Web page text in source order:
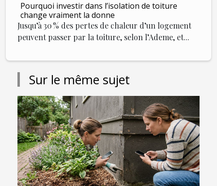
Pourquoi investir dans l’isolation de toiture
change vraiment la donne
Jusqu’à 30 % des pertes de chaleur d’un logement
peuvent passer par la toiture, selon l’Ademe, et...
Sur le même sujet